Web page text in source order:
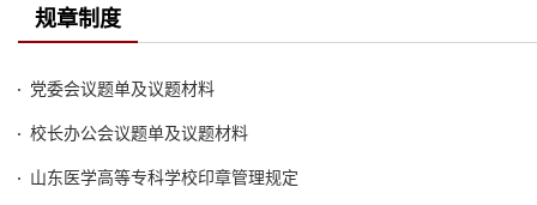
规章制度
党委会议题单及议题材料
校长办公会议题单及议题材料
山东医学高等专科学校印章管理规定